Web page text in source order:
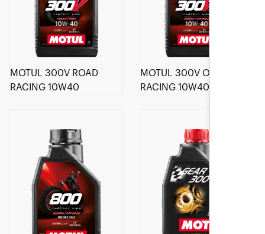
MOTUL 300V ROAD
RACING 10W40
MOTUL 300V OFF ROAD
RACING 10W40